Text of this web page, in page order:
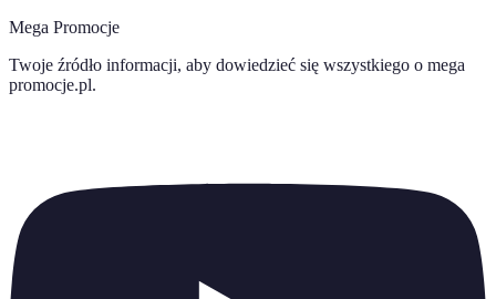
Mega Promocje
Twoje źródło informacji, aby dowiedzieć się wszystkiego o mega
promocje.pl.